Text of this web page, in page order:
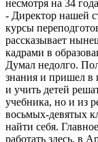
несмотря на 34
- Директор нашей
курсы
рассказывает
кадрами в
Думал недолго.
знания и пришел в
и учить детей
учебника, но и из
восьмых-девятых
найти себя.
работать здесь, в